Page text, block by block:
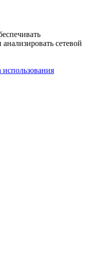
сетевой